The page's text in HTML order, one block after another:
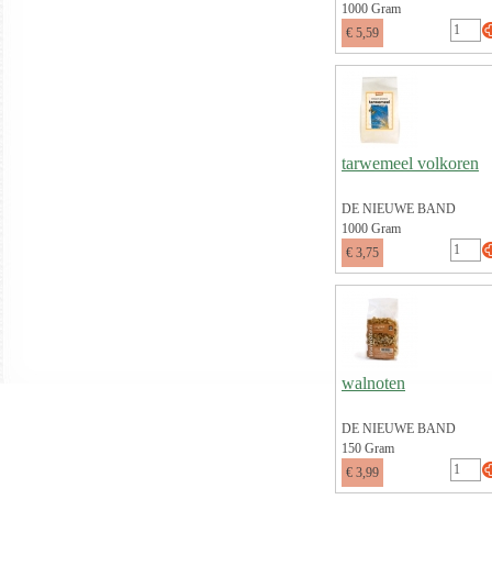
1000 Gram
€ 5,59
tarwemeel volkoren
DE NIEUWE BAND
1000 Gram
€ 3,75
walnoten
DE NIEUWE BAND
150 Gram
€ 3,99